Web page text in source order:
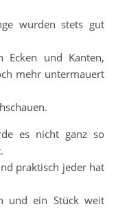
wurden stets gut
Ecken und Kanten,
mehr untermauert
es nicht ganz so
praktisch jeder hat
und ein Stück weit